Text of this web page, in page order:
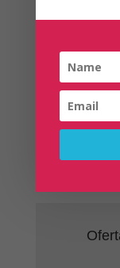
Cuando el
leer más
Página 1 de 12
10